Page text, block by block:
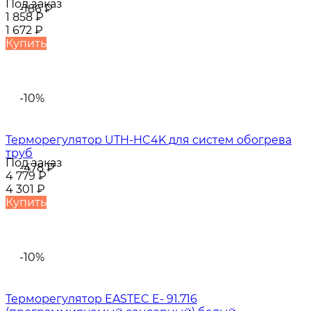
-186₽
Под заказ
1 858₽
1 672 ₽
Купить
-10%
-478₽
Терморегулятор UTH-HC4K для систем обогрева
труб
Под заказ
4 779 ₽
4 301 ₽
Купить
-10%
Терморегулятор EASTEC E- 91.716